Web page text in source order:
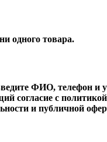
одного товара.
ФИО, телефон и
согласие с политикой
и публичной